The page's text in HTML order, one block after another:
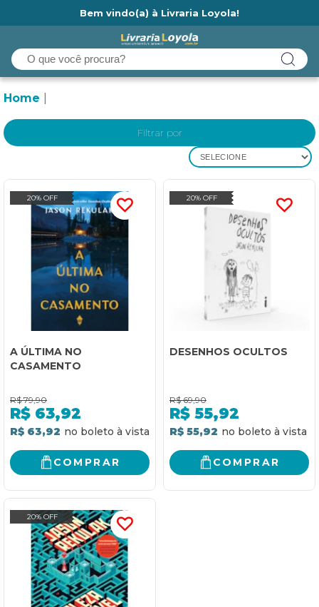
Bem vindo(a) à Livraria Loyola!
Home
Filtrar por
SELECIONE
20% OFF
A ÚLTIMA NO
CASAMENTO
R$ 79,90
R$ 63,92
R$ 63,92
COMPRAR
20% OFF
DESENHOS OCULTOS
R$ 69,90
R$ 55,92
R$ 55,92
COMPRAR
20% OFF